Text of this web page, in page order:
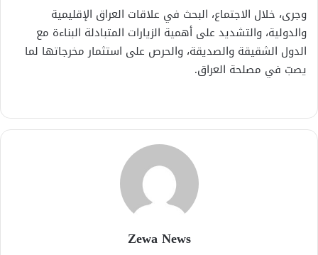
وجرى، خلال الاجتماع، البحث في علاقات العراق الإقليمية
والدولية، والتشديد على أهمية الزيارات المتبادلة البناءة مع
الدول الشقيقة والصديقة، والحرص على استثمار مخرجاتها لما
يصبّ في مصلحة العراق.
Zewa News